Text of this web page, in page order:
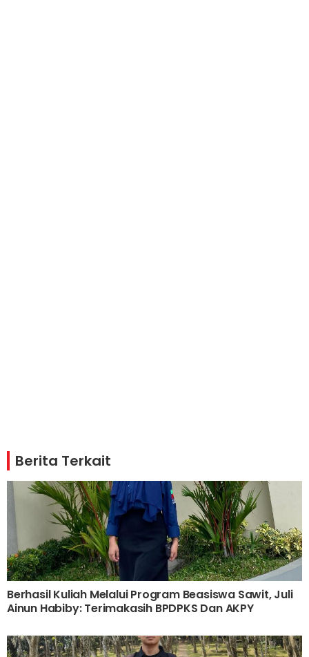
Berita Terkait
Berhasil Kuliah Melalui Program Beasiswa Sawit, Juli
Ainun Habiby: Terimakasih BPDPKS Dan AKPY